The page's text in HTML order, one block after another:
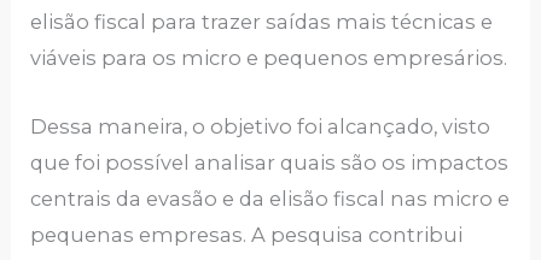
elisão fiscal para trazer saídas mais técnicas e
viáveis para os micro e pequenos empresários.
Dessa maneira, o objetivo foi alcançado, visto
que foi possível analisar quais são os impactos
centrais da evasão e da elisão fiscal nas micro e
pequenas empresas. A pesquisa contribui